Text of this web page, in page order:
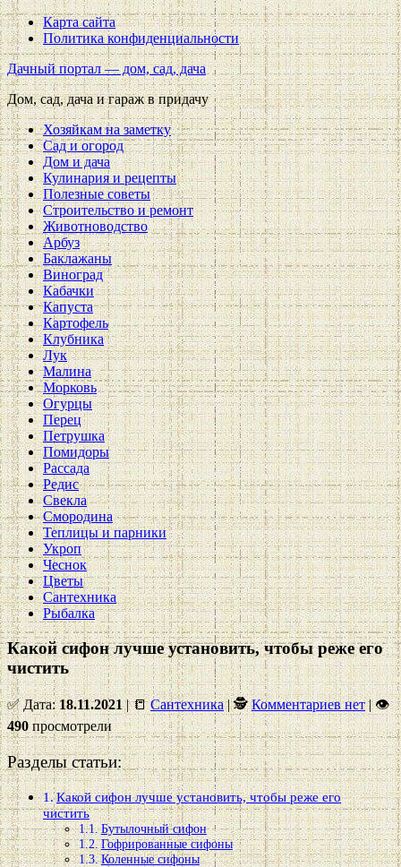
Карта сайта
Политика конфиденциальности
Дачный портал — дом, сад, дача
Дом, сад, дача и гараж в придачу
Хозяйкам на заметку
Сад и огород
Дом и дача
Кулинария и рецепты
Полезные советы
Строительство и ремонт
Животноводство
Арбуз
Баклажаны
Виноград
Кабачки
Капуста
Картофель
Клубника
Лук
Малина
Морковь
Огурцы
Перец
Петрушка
Помидоры
Рассада
Редис
Свекла
Смородина
Теплицы и парники
Укроп
Чеснок
Цветы
Сантехника
Рыбалка
Какой сифон лучше установить, чтобы реже его
чистить
✅ Дата:18.11.2021| 📒Сантехника| 🕵Комментариев нет|👁
490 просмотрели
Разделы статьи:
Какой сифон лучше установить, чтобы реже его
чистить
Бутылочный сифон
Гофрированные сифоны
Коленные сифоны